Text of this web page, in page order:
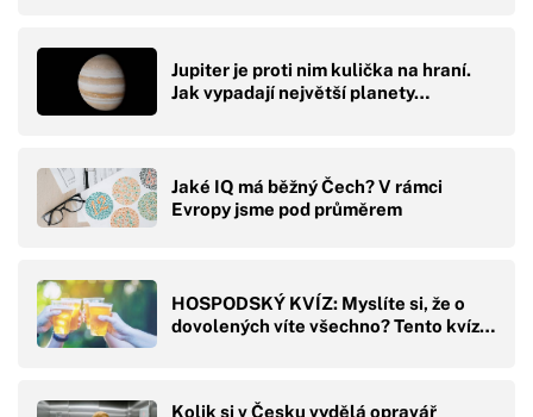
Jupiter je proti nim kulička na hraní.
Jak vypadají největší planety…
Jaké IQ má běžný Čech? V rámci
Evropy jsme pod průměrem
HOSPODSKÝ KVÍZ: Myslíte si, že o
dovolených víte všechno? Tento kvíz…
Kolik si v Česku vydělá opravář